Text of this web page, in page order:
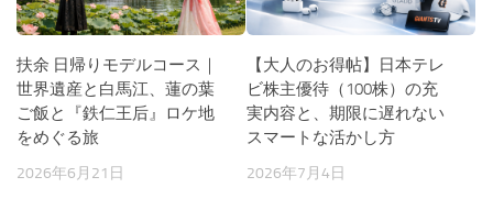
扶余 日帰りモデルコース｜
世界遺産と白馬江、蓮の葉
ご飯と『鉄仁王后』ロケ地
をめぐる旅
2026年6月21日
【大人のお得帖】日本テレ
ビ株主優待（100株）の充
実内容と、期限に遅れない
スマートな活かし方
2026年7月4日